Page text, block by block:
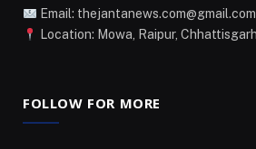
Email: thejantanews.com@gmail.com
Location: Mowa, Raipur,
FOLLOW FOR MORE